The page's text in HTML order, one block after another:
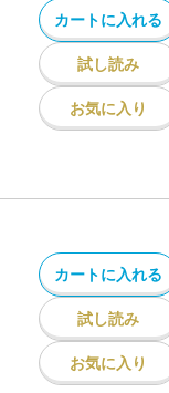
カートに入れる
試し読み
お気に入り
カートに入れる
試し読み
お気に入り